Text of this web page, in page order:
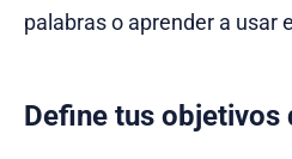
palabras o aprender a usar
Define tus objetivos